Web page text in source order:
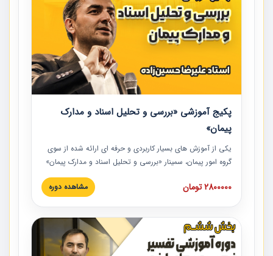
پکیج آموزشی «بررسی و تحلیل اسناد و مدارک
پیمان»
یکی از آموزش‏‏‏‏‏‏ های بسیار کاربردی و حرفه‏ ای ارائه شده از سوی
گروه امور پیمان، سمینار «بررسی و تحلیل اسناد و مدارک پیمان»
است که در دانشگاه صنعتی شریف ارائه شد. در این آموزش
نکات کلیدی مربوط به اسناد و مدارک پیمان، اولویت بندی اسناد
پیمان به همراه تجربیات عملی در این خصوص ارائه شده است.
2800000 تومان مشاهده دوره